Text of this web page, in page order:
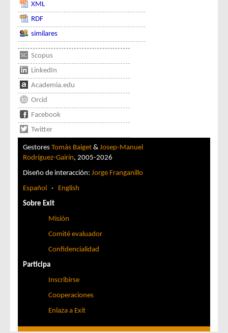
XML
RDF
similares
Scopus
LinkedIn
Academia.edu
Orcid
Facebook
Twitter
Gestores Tomàs Baiget & Josep-Manuel
Rodríguez-Gairín, 2005-2026
Diseño de interacción: Jorge Franganillo
Español · English
Sobre Exit
Misión
Comité evaluador
Confidencialidad
Participa
Inscribirse
Cooperaciones
Enlaza a Exit